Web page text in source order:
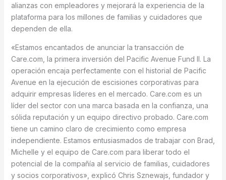
alianzas con empleadores y mejorará la experiencia de la
plataforma para los millones de familias y cuidadores que
dependen de ella.
«Estamos encantados de anunciar la transacción de
Care.com, la primera inversión del Pacific Avenue Fund II. La
operación encaja perfectamente con el historial de Pacific
Avenue en la ejecución de escisiones corporativas para
adquirir empresas líderes en el mercado. Care.com es un
líder del sector con una marca basada en la confianza, una
sólida reputación y un equipo directivo probado. Care.com
tiene un camino claro de crecimiento como empresa
independiente. Estamos entusiasmados de trabajar con Brad,
Michelle y el equipo de Care.com para liberar todo el
potencial de la compañía al servicio de familias, cuidadores
y socios corporativos», explicó Chris Sznewajs, fundador y